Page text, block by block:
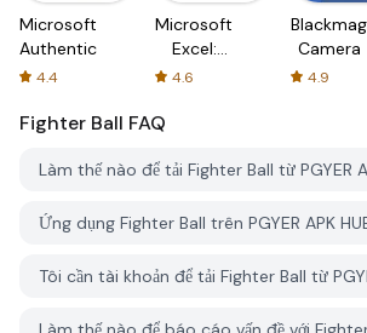
Microsoft
Authenticator
4.4
Microsoft
Excel:
Spreadsheets
4.6
Camera
4.9
Fighter Ball FAQ
Làm thế nào để tải Fighter Ball từ PGYER